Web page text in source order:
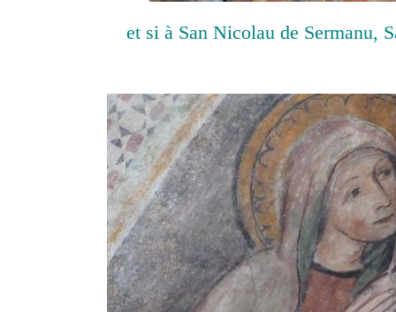
et si à San Nicolau de Sermanu,